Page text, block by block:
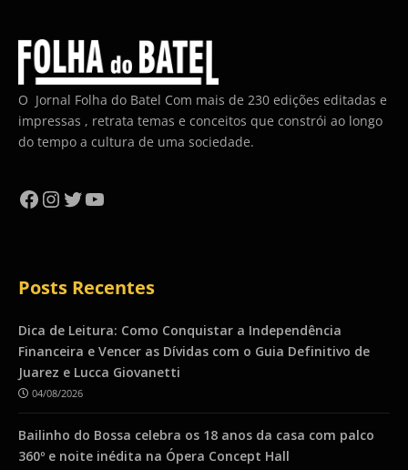
O Jornal Folha do Batel Com mais de 230 edições editadas e
impressas , retrata temas e conceitos que constrói ao longo
do tempo a cultura de uma sociedade.
Facebook
Instagram
Twitter
YouTube
Posts Recentes
Dica de Leitura: Como Conquistar a Independência
Financeira e Vencer as Dívidas com o Guia Definitivo de
Juarez e Lucca Giovanetti
04/08/2026
Bailinho do Bossa celebra os 18 anos da casa com palco
360º e noite inédita na Ópera Concept Hall